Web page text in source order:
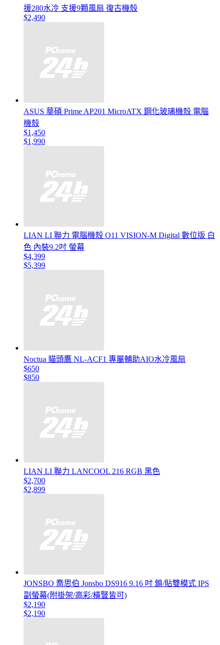
援280水冷 支援9顆風扇 復古機殼
$2,490
ASUS 華碩 Prime AP201 MicroATX 鋼化玻璃機殼 電腦
機殼
$1,450
$1,990
LIAN LI 聯力 電腦機殼 O11 VISION-M Digital 數位版 白
色 內裝9.2吋 螢幕
$4,399
$5,399
Noctua 貓頭鷹 NL-ACF1 專屬輔助AIO水冷風扇
$650
$850
LIAN LI 聯力 LANCOOL 216 RGB 黑色
$2,700
$2,899
JONSBO 喬思伯 Jonsbo DS916 9.16 吋 鎖/貼雙模式 IPS
副螢幕(附掛架/高彩/橫豎皆可)
$2,190
$2,190